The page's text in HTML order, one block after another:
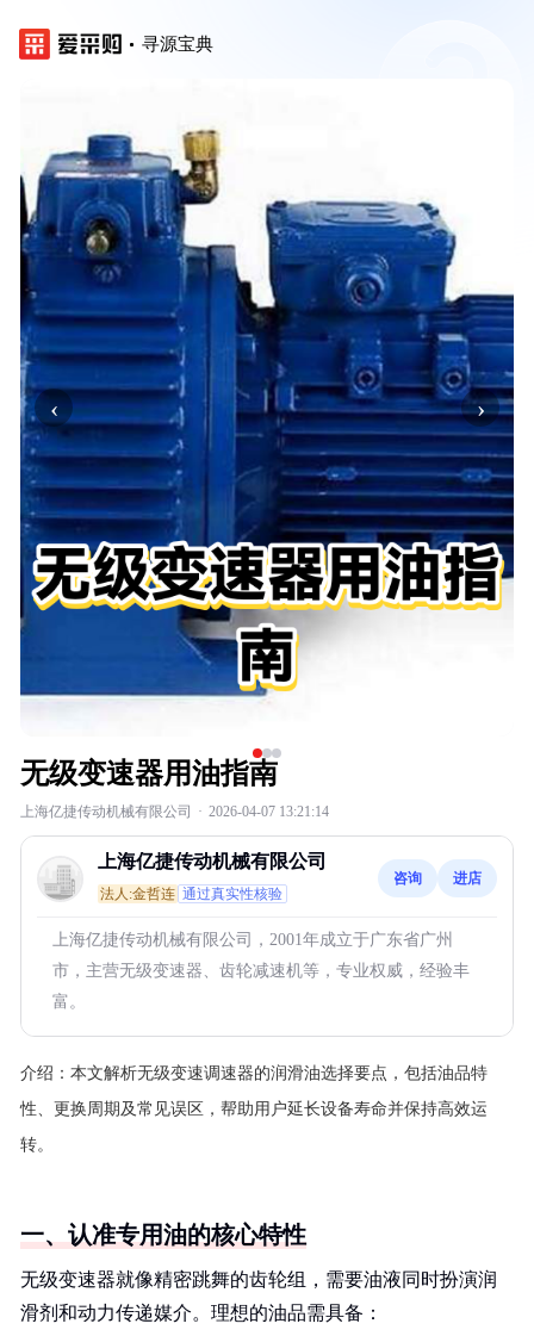
寻源宝典
‹ ›
无级变速器用油指南
上海亿捷传动机械有限公司 · 2026-04-07 13:21:14
上海亿捷传动机械有限公司
法人:金哲连 通过真实性核验
咨询 进店
上海亿捷传动机械有限公司，2001年成立于广东省广州
市，主营无级变速器、齿轮减速机等，专业权威，经验丰
富。
介绍： 本文解析无级变速调速器的润滑油选择要点，包括油品特
性、更换周期及常见误区，帮助用户延长设备寿命并保持高效运
转。
一、认准专用油的核心特性
无级变速器就像精密跳舞的齿轮组，需要油液同时扮演润
滑剂和动力传递媒介。理想的油品需具备：